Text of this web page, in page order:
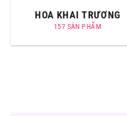
HOA KHAI TRƯƠNG
157 SẢN PHẨM